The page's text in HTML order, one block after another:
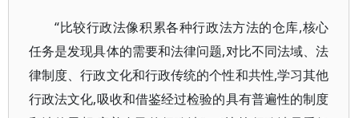
“比较行政法像积累各种行政法方法的仓库,核心
任务是发现具体的需要和法律问题,对比不同法域、法
律制度、行政文化和行政传统的个性和共性,学习其他
行政法文化,吸收和借鉴经过检验的具有普遍性的制度